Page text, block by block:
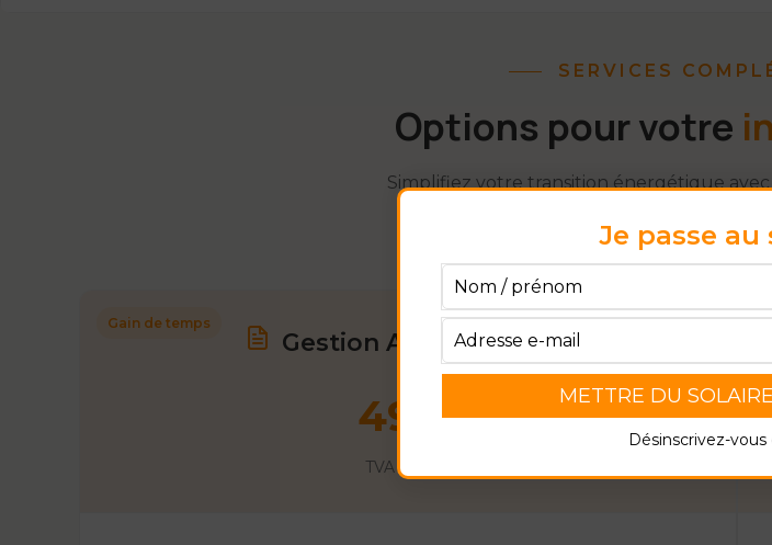
SERVICES
Options pour votre
Simplifiez votre transition énergétique
Gain de temps
Gestion Administrative
499 €
TVA incluse
Je passe au
Désinscrivez-vous